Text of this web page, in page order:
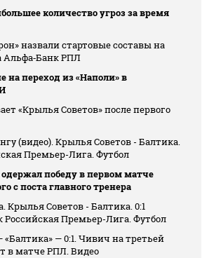
количество угроз за время
назвали стартовые составы на
Альфа‑Банк РПЛ
на переход из «Наполи» в
«Крылья Советов» после первого
(видео). Крылья Советов - Балтика.
Премьер-Лига. Футбол
победу в первом матче
с поста главного тренера
Крылья Советов - Балтика. 0:1
Российская Премьер-Лига. Футбол
«Балтика» — 0:1. Чивич на третьей
в матче РПЛ. Видео